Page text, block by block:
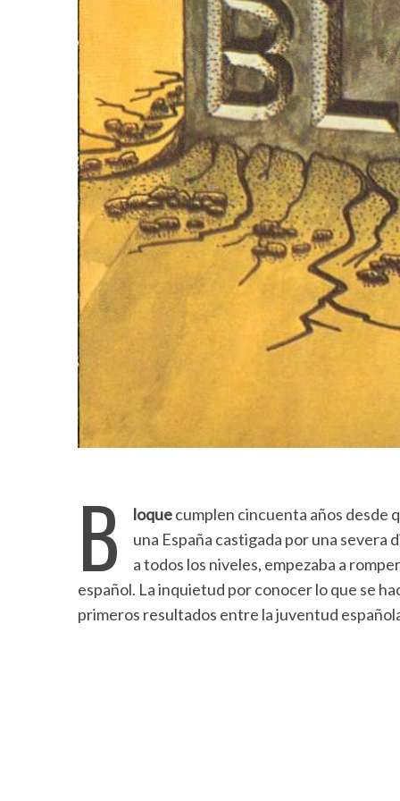
B loquecumplen cincuenta años desde
una España castigada por una severa
a todos los niveles, empezaba a
español. La inquietud por conocer lo que se
primeros resultados entre la juventud